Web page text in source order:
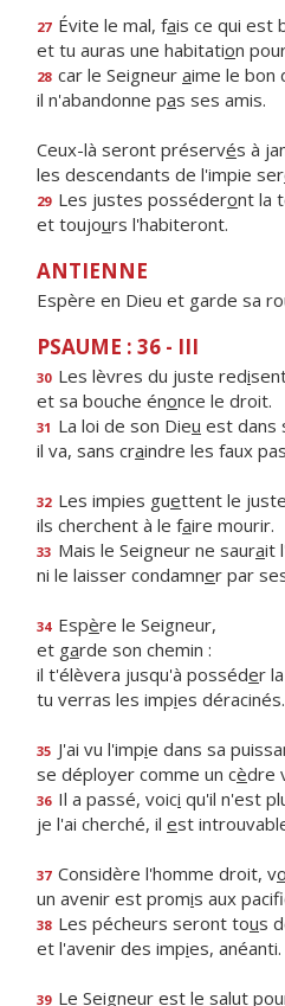
27 Évite le mal, fais ce qui est
et tu auras une habitation
28 car le Seigneur aime le bon
il n'abandonne pas ses amis.
Ceux-là seront préservés à
les descendants de l'impie ser
29 Les justes posséderont la
et toujours l'habiteront.
ANTIENNE
Espère en Dieu et garde sa
PSAUME : 36 - III
30 Les lèvres du juste redi
et sa bouche énonce le droit.
31 La loi de son Dieu est dans
il va, sans craindre les faux
32 Les impies guettent le
ils cherchent à le faire mourir.
33 Mais le Seigneur ne saurait
ni le laisser condamner par
34 Espère le Seigneur,
et garde son chemin :
il t'élèvera jusqu'à posséder
tu verras les impies déracinés.
35 J'ai vu l'impie dans sa
se déployer comme un cèdre
36 Il a passé, voici qu'il n'est
je l'ai cherché, il est
37 Considère l'homme droit, vo
un avenir est promis aux
38 Les pécheurs seront tous
et l'avenir des impies, anéanti.
39 Le Seigneur est le salut